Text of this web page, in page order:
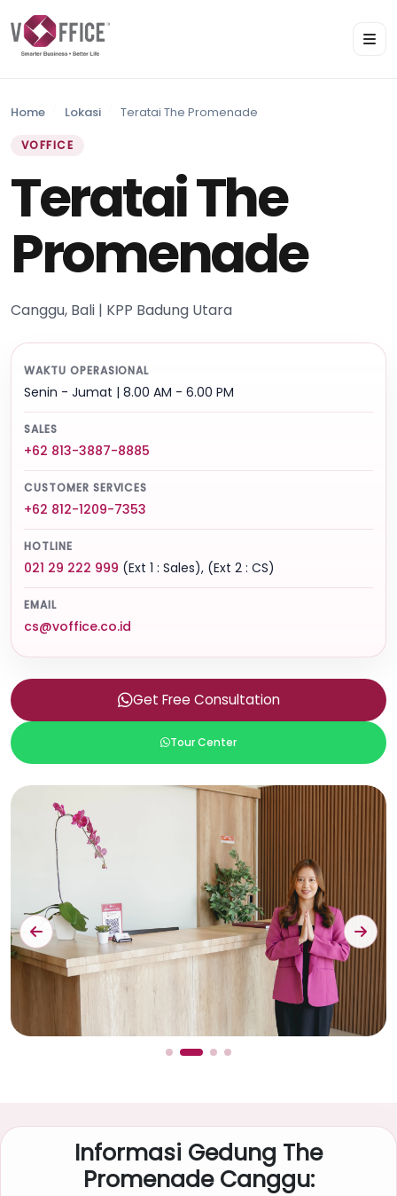
Home Lokasi Teratai The Promenade
VOFFICE
Teratai The
Promenade
Canggu, Bali | KPP Badung Utara
WAKTU OPERASIONAL
Senin - Jumat | 8.00 AM - 6.00 PM
SALES
+62 813-3887-8885
CUSTOMER SERVICES
+62 812-1209-7353
HOTLINE
021 29 222 999 (Ext 1 : Sales), (Ext 2 : CS)
EMAIL
cs@voffice.co.id
Get Free Consultation
Tour Center
Informasi Gedung The
Promenade Canggu: